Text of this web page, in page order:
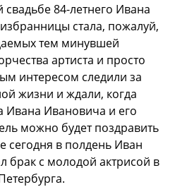
84-летнего Ивана
стала, пожалуй,
тем минувшей
артиста и просто
интересом следили за
жизни и ждали, когда
Ивана Ивановича и его
можно будет поздравить
сегодня в полдень Иван
брак с молодой актрисой в